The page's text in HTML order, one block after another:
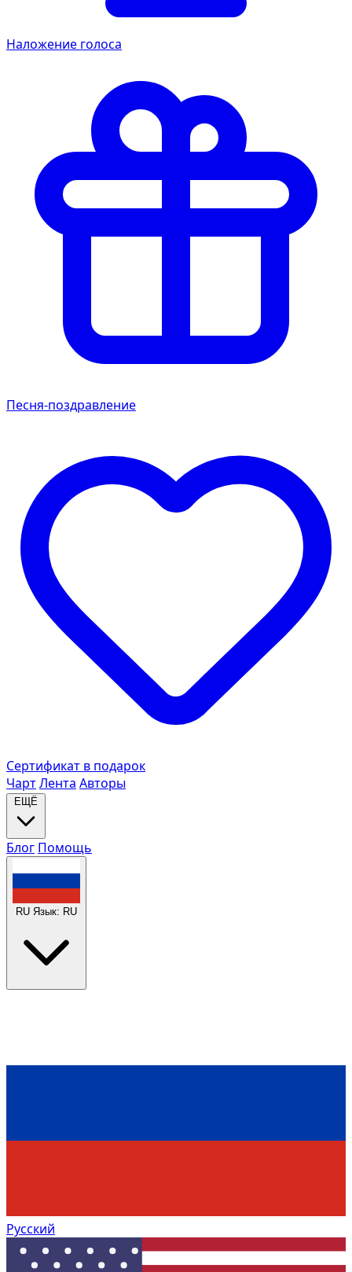
Наложение голоса
Песня-поздравление
Сертификат в подарок
ЧартЛента Авторы
ЕЩЁ
Блог Помощь
RU Язык: RU
Русский